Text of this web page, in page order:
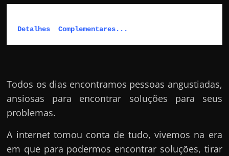
Detalhes  Complementares...
Todos os dias encontramos pessoas angustiadas,
ansiosas para encontrar soluções para seus
problemas.
A internet tomou conta de tudo, vivemos na era
em que para podermos encontrar soluções, tirar